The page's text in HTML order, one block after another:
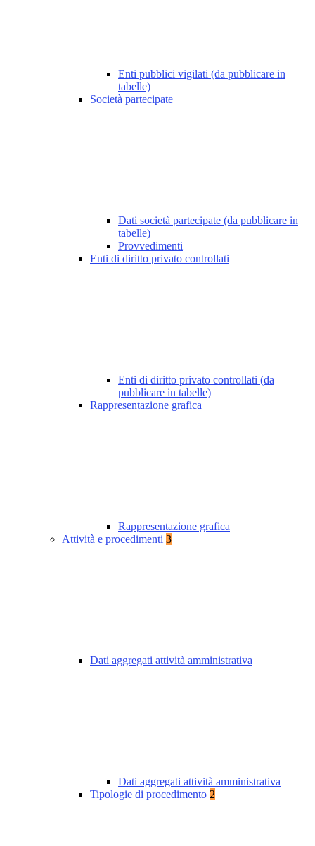
Enti pubblici vigilati (da pubblicare in
tabelle)
Società partecipate
Dati società partecipate (da pubblicare in
tabelle)
Provvedimenti
Enti di diritto privato controllati
Enti di diritto privato controllati (da
pubblicare in tabelle)
Rappresentazione grafica
Rappresentazione grafica
Attività e procedimenti 3
Dati aggregati attività amministrativa
Dati aggregati attività amministrativa
Tipologie di procedimento 2